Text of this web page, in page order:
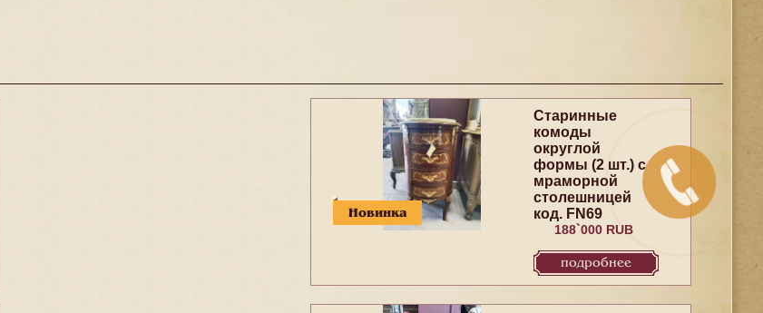
Новинка
Старинные
комоды
округлой
формы (2 шт.) с
мраморной
столешницей
код. FN69
188`000 RUB
подробнее